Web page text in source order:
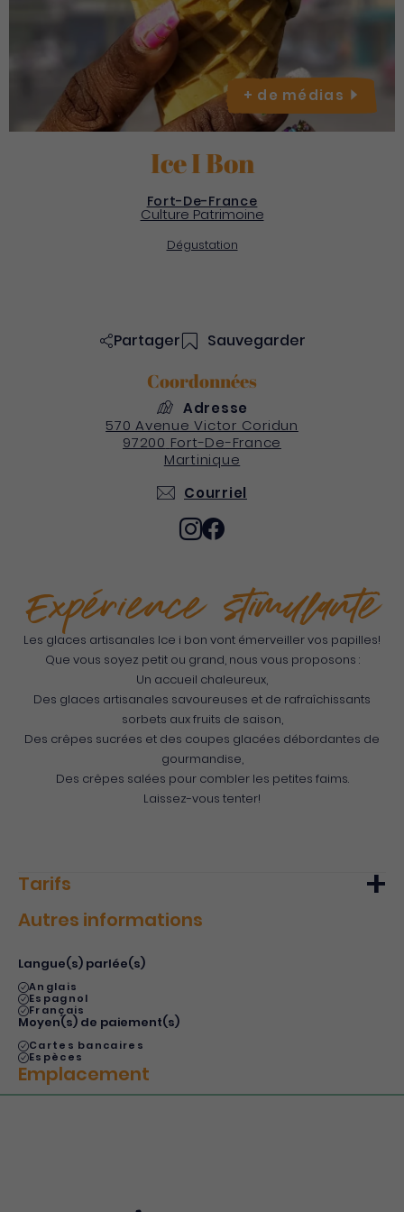
Ice I Bon
Fort-De-France
Culture Patrimoine
Dégustation
+ de médias
Expérience stimulante
Les glaces artisanales Ice i bon vont émerveiller vos papilles!
Que vous soyez petit ou grand, nous vous proposons :
Un accueil chaleureux,
Des glaces artisanales savoureuses et de rafraîchissants
sorbets aux fruits de saison,
Des crêpes sucrées et des coupes glacées débordantes de
gourmandise,
Des crêpes salées pour combler les petites faims.
Laissez-vous tenter!
Tarifs
Tarif de base - adulte plein tarif
Autres informations
Langue(s) parlée(s)
Anglais
Espagnol
Français
Moyen(s) de paiement(s)
Cartes bancaires
Espèces
Emplacement
Partager Sauvegarder
Coordonnées
Adresse
570 Avenue Victor Coridun
97200 Fort-De-France
Martinique
Courriel